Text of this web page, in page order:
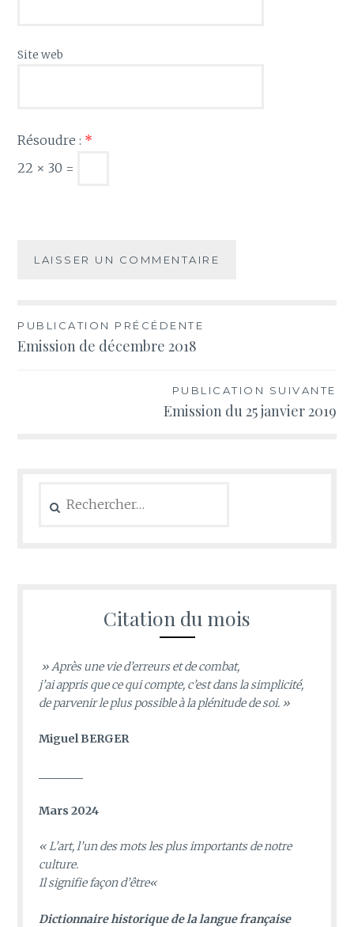
Site web
Résoudre : *
22 × 30 =
Navigation
de
PUBLICATION PRÉCÉDENTE
Emission de décembre 2018
PUBLICATION SUIVANTE
Emission du 25 janvier 2019
Citation du mois
» Après une vie d’erreurs et de combat,
j’ai appris que ce qui compte, c’est dans la simplicité,
de parvenir le plus possible à la plénitude de soi. »
Miguel BERGER
Mars 2024
«L’art, l’un des mots les plus importants de notre
culture.
Il signifie façon d’être«
Dictionnaire historique de la langue française